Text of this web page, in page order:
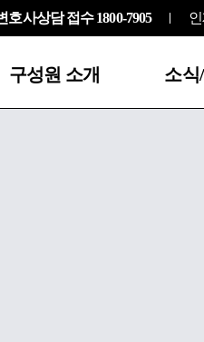
호사상담 접수 1800-7905
구성원 소개 소식